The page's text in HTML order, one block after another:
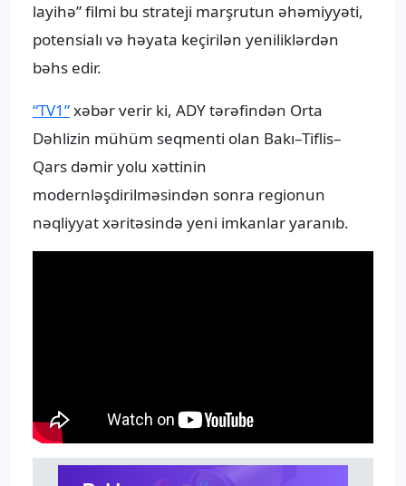
layihə” filmi bu strateji marşrutun əhəmiyyəti,
potensialı və həyata keçirilən yeniliklərdən
bəhs edir.
“TV1”xəbər verir ki, ADY tərəfindən Orta
Dəhlizin mühüm seqmenti olan Bakı–Tiflis–
Qars dəmir yolu xəttinin
modernləşdirilməsindən sonra regionun
nəqliyyat xəritəsində yeni imkanlar yaranıb.